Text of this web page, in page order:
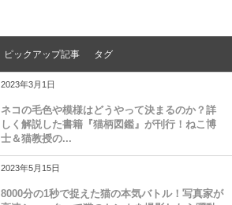
ピックアップ記事 タグ
2023年3月1日
ネコの毛色や模様はどうやって決まるのか？詳
しく解説した書籍『猫柄図鑑』が刊行！ねこ博
士＆猫教授の...
2023年5月15日
8000分の1秒で捉えた猫の本気バトル！写真家が